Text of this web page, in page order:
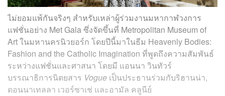
ไม่ยอมแพ้กันจริงๆ สำหรับเหล่าผู้ร่วมงานมหากาฬวงการ
แฟชั่นอย่าง Met Gala ซึ่งจัดขึ้นที่ Metropolitan Museum of
Art ในมหานครนิวยอร์ก โดยปีนี้มาในธีม Heavenly Bodies:
Fashion and the Catholic Imagination ที่พูดถึงความสัมพันธ์
ระหว่างแฟชั่นและศาสนา โดยมี แอนนา วินทัวร์
บรรณาธิการนิตยสาร Vogue เป็นประธานร่วมกับริฮานน่า,
ดอนนาเทลลา เวอร์ซาเช่ และอามัล คลูนีย์